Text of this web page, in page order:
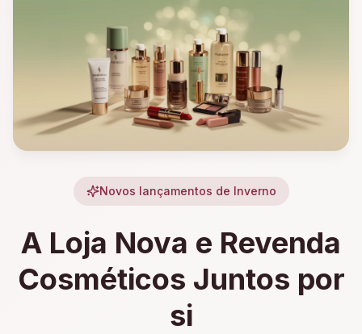
Novos lançamentos de Inverno
A Loja Nova e Revenda
Cosméticos Juntos por
si